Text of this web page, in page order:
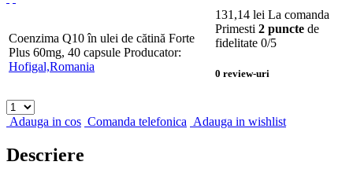
Coenzima Q10 în ulei de cătină Forte
Plus 60mg, 40 capsule Producator:
Hofigal,Romania
131,14 lei La comanda
Primesti 2 puncte de
fidelitate 0/5
0 review-uri
Adauga in cos Comanda telefonica Adauga in wishlist
Descriere